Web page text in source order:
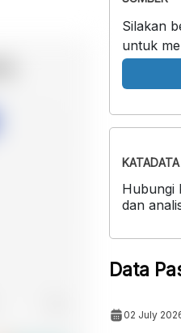
Silakan
untuk
Hubungi
dan
Data
02 July